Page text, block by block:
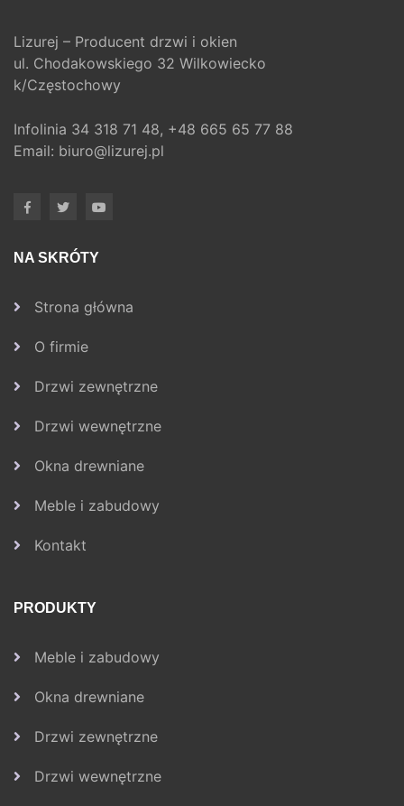
Lizurej – Producent drzwi i okien
ul. Chodakowskiego 32 Wilkowiecko
k/Częstochowy
Infolinia 34 318 71 48, +48 665 65 77 88
Email: biuro@lizurej.pl
NA SKRÓTY
Strona główna
O firmie
Drzwi zewnętrzne
Drzwi wewnętrzne
Okna drewniane
Meble i zabudowy
Kontakt
PRODUKTY
Meble i zabudowy
Okna drewniane
Drzwi zewnętrzne
Drzwi wewnętrzne